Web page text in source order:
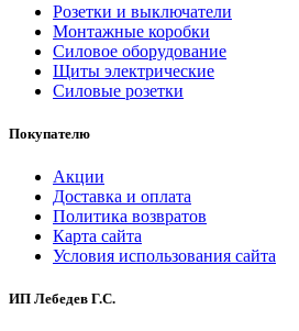
Розетки и выключатели
Монтажные коробки
Силовое оборудование
Щиты электрические
Силовые розетки
Покупателю
Акции
Доставка и оплата
Политика возвратов
Карта сайта
Условия использования сайта
ИП Лебедев Г.С.